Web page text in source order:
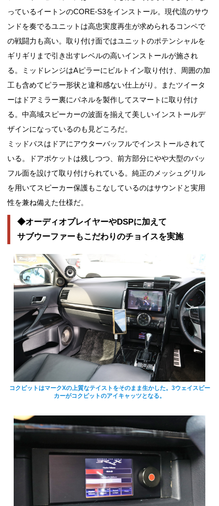
っているイートンのCORE-S3をインストール。現代流のサウ
ンドを奏でるユニットは高忠実度再生が求められるコンペで
の戦闘力も高い。取り付け面ではユニットのポテンシャルを
ギリギリまで引き出すレベルの高いインストールが施され
る。ミッドレンジはAピラーにビルトイン取り付け、周囲の加
工も含めてピラー形状と違和感ない仕上がり。またツイータ
ーはドアミラー裏にパネルを製作してスマートに取り付け
る。中高域スピーカーの波面を揃えて美しいインストールデ
ザインになっているのも見どころだ。
ミッドバスはドアにアウターバッフルでインストールされて
いる。ドアポケットは残しつつ、前方部分にやや大型のバッ
フル面を設けて取り付けられている。純正のメッシュグリル
を用いてスピーカー保護もこなしているのはサウンドと実用
性を兼ね備えた仕様だ。
◆オーディオプレイヤーやDSPに加えて
サブウーファーもこだわりのチョイスを実施
コクピットはマークXの上質なテイストをそのまま生かした。3ウェイスピー
カーがコクピットのアイキャッツとなる。